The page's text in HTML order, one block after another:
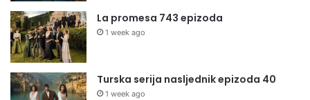
La promesa 743 epizoda
1 week ago
Turska serija nasljednik epizoda 40
1 week ago